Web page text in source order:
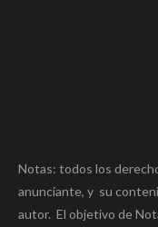
Notas: todos los
anunciante, y su
autor. El objetivo de